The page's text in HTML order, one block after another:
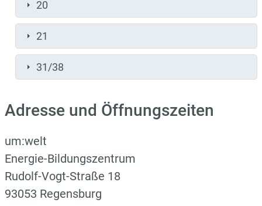
20
21
31/38
Adresse und Öffnungszeiten
um:welt
Energie-Bildungszentrum
Rudolf-Vogt-Straße 18
93053 Regensburg